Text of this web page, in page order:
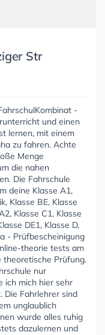
Str
-
und einen
lernen, mit einem
zu fahren. Achte
Menge
die nahen
Die Fahrschule
deine Klasse A1,
Klasse BE, Klasse
Klasse C1, Klasse
DE1, Klasse D,
- Prüfbescheinigung
theorie tests am
theoretische Prüfung.
nur
ich mich hier sehr
Die Fahrlehrer sind
unglaublich
wurde alles ruhig
dazulernen und